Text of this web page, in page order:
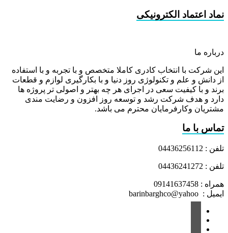
نماد اعتماد الکترونیکی
درباره ما
این شرکت با انتخاب کادری کاملا متخصص و با تجربه و با استفاده
از دانش و علم و تکنولوژی روز دنیا و با بکارگیری لوازم و قطعات
برند و با کیفیت سعی در اجرای هر چه بهتر و اصولی تر پروژه ها
دارد و هدف شرکت رشد و توسعه روز افزون و رضایت مندی
مشتریان وکارفرمایان محترم می باشد.
تماس با ما
تلفن : 04436256112
تلفن : 04436241272
همراه : 09141637458
ایمیل : barinbarghco@yahoo